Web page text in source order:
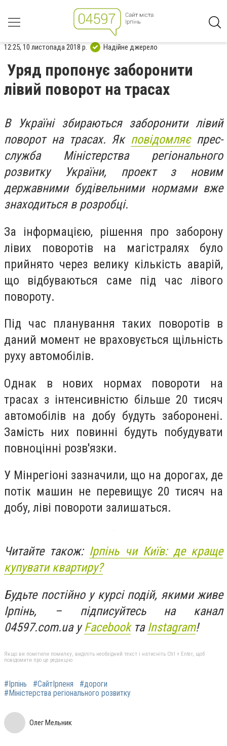
12:25, 10 листопада 2018 р. Надійне джерело
Уряд пропонує заборонити
лівий поворот на трасах
В Україні збираються заборонити лівий
поворот на трасах. Як повідомляєпрес-
служба Міністерства регіонального
розвитку України, проект з новим
державними будівельними нормами вже
знаходиться в розробці.
За інформацією, рішення про заборону
лівих поворотів на магістралях було
прийнято через велику кількість аварій,
що відбуваються саме під час лівого
повороту.
Під час планування таких поворотів в
даний момент не враховується щільність
руху автомобілів.
Однак в нових нормах повороти на
трасах з інтенсивністю більше 20 тисяч
автомобілів на добу будуть заборонені.
Замість них повинні будуть побудувати
повноцінні розв'язки.
У Мінрегіоні зазначили, що на дорогах, де
потік машин не перевищує 20 тисяч на
добу, ліві повороти залишаться.
Читайте також: Ірпінь чи Київ: де краще
купувати квартиру?
Будьте постійно у курсі подій, якими живе
Ірпінь, – підписуйтесь на канал
04597.com.ua уFacebookта Instagram!
Якщо ви помітили помилку, виділіть необхідний текст і натисніть Ctrl + Enter, щоб
повідомити про це редакцію
#Ірпінь #СайтІрпеня
#дороги
#Міністерства регіонального розвитку
Олег Мельник